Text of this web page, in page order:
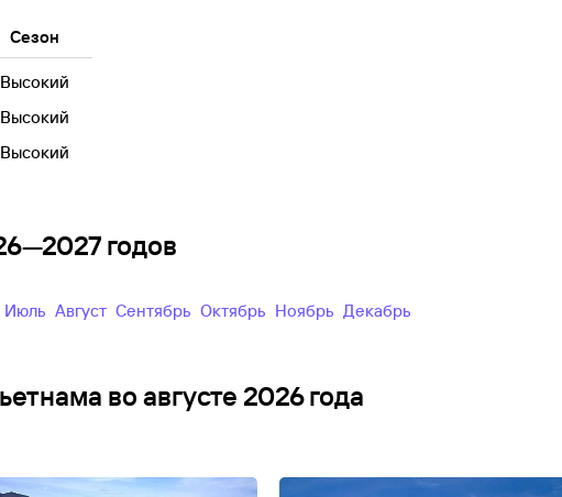
Сезон
Высокий
Высокий
Высокий
годов
Июль Август Сентябрь Октябрь Ноябрь
Декабрь
во августе 2026 года